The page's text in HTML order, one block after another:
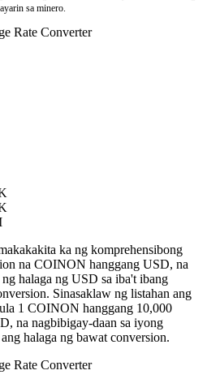
sa minero.
Rate Converter
ka ng komprehensibong
na COINON hanggang USD, na
halaga ng USD sa iba't ibang
Sinasaklaw ng listahan ang
1 COINON hanggang 10,000
na nagbibigay-daan sa iyong
halaga ng bawat conversion.
Rate Converter